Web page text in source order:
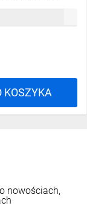
KOSZYKA
nowościach,